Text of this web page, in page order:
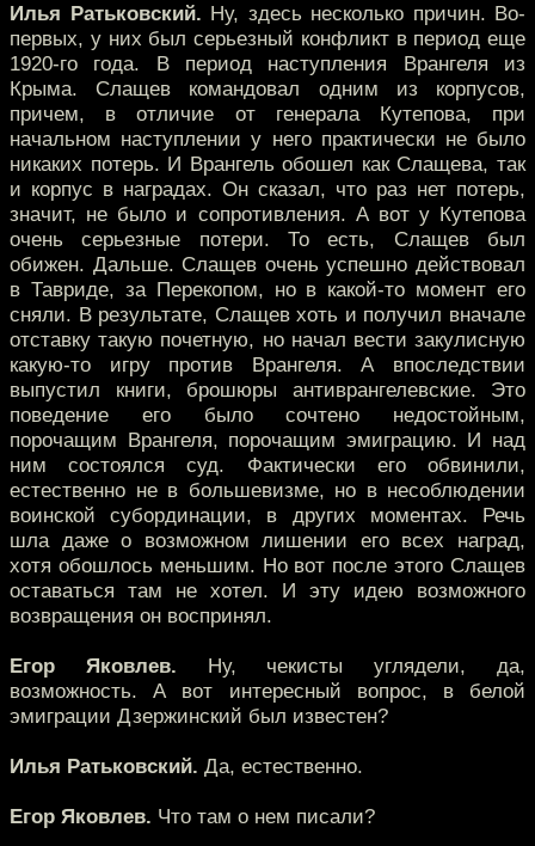
Илья Ратьковский. Ну, здесь несколько причин. Во-
первых, у них был серьезный конфликт в период еще
1920-го года. В период наступления Врангеля из
Крыма. Слащев командовал одним из корпусов,
причем, в отличие от генерала Кутепова, при
начальном наступлении у него практически не было
никаких потерь. И Врангель обошел как Слащева, так
и корпус в наградах. Он сказал, что раз нет потерь,
значит, не было и сопротивления. А вот у Кутепова
очень серьезные потери. То есть, Слащев был
обижен. Дальше. Слащев очень успешно действовал
в Тавриде, за Перекопом, но в какой-то момент его
сняли. В результате, Слащев хоть и получил вначале
отставку такую почетную, но начал вести закулисную
какую-то игру против Врангеля. А впоследствии
выпустил книги, брошюры антиврангелевские. Это
поведение его было сочтено недостойным,
порочащим Врангеля, порочащим эмиграцию. И над
ним состоялся суд. Фактически его обвинили,
естественно не в большевизме, но в несоблюдении
воинской субординации, в других моментах. Речь
шла даже о возможном лишении его всех наград,
хотя обошлось меньшим. Но вот после этого Слащев
оставаться там не хотел. И эту идею возможного
возвращения он воспринял.
Егор Яковлев. Ну, чекисты углядели, да,
возможность. А вот интересный вопрос, в белой
эмиграции Дзержинский был известен?
Илья Ратьковский. Да, естественно.
Егор Яковлев. Что там о нем писали?